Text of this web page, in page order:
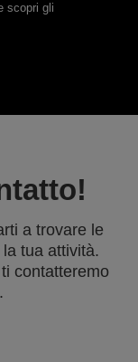
scopri gli
a trovare le
tua attività.
contatteremo